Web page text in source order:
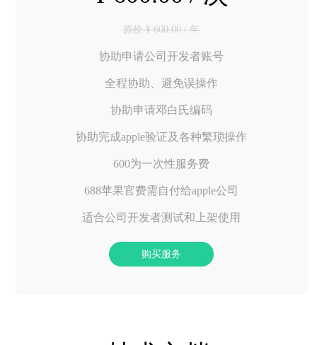
原价 ¥ 600.00 / 年
协助申请公司开发者账号
全程协助、避免误操作
协助申请邓白氏编码
协助完成apple验证及各种繁琐操作
600为一次性服务费
688苹果官费需自付给apple公司
适合公司开发者测试和上架使用
购买服务